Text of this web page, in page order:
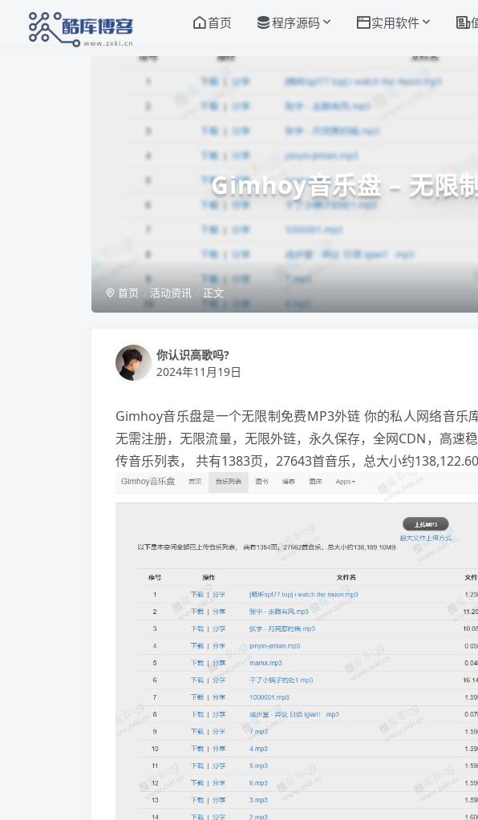
首页 程序源码 实用软件
Gimhoy音乐盘 – 无限
首页 活动资讯 正文
你认识高歌吗?
2024年11月19日
Gimhoy音乐盘是一个无限制免费MP3外链 你的私人网络音乐
无需注册，无限流量，无限外链，永久保存，全网CDN，高速
传音乐列表， 共有1383页，27643首音乐，总大小约